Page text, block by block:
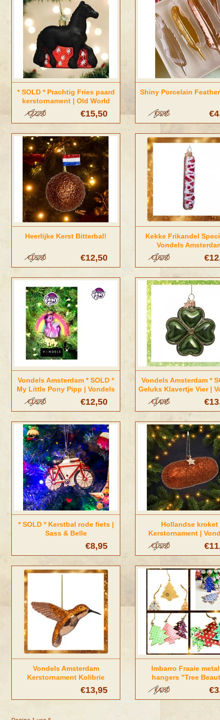
* SOLD * Prachtig Fries paard
kerstornament | Old World
Christmas€15,50
€22,50
Shiny Porcelain
€5,95
Heerlijke Kerst Bitterbal!
€12,50
€15,50
Kekke Frikandel
Vondels
€16,50
Vondels Amsterdam * SOLD *
My Little Pony Pipp | Vondels
Amsterdam€12,50
€18,50
Vondels Amsterdam *
Geluks Klavertje Vier |
Amsterdam
€14,95
* SOLD * Kerstbal rode fiets |
Sass & Belle
€8,95
Hollandse kroket
Kerstornament |
Amsterdam
€15,50
Vondels Amsterdam
Kerstornament Kolibrie
€13,95
Imbarro Fraaie
hangers "Tree
€4,50